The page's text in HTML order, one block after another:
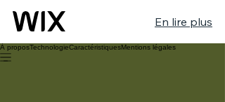
En lire plus